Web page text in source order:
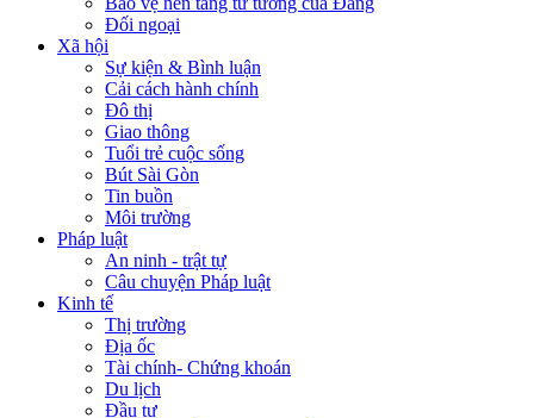
Đối ngoại
Xã hội
Sự kiện & Bình luận
Cải cách hành chính
Đô thị
Giao thông
Tuổi trẻ cuộc sống
Bút Sài Gòn
Tin buồn
Môi trường
Pháp luật
An ninh - trật tự
Câu chuyện Pháp luật
Kinh tế
Thị trường
Địa ốc
Tài chính- Chứng khoán
Du lịch
Đầu tư